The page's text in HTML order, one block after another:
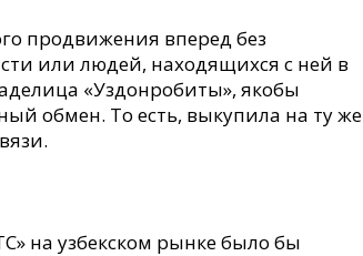
продвижения вперед без
или людей, находящихся с ней в
«Уздонробиты», якобы
обмен. То есть, выкупила на ту же
на узбекском рынке было бы